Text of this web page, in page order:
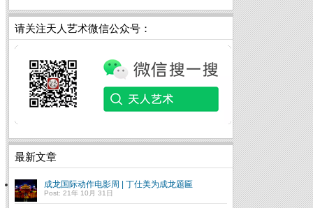
请关注天人艺术微信公众号：
最新文章
成龙国际动作电影周 | 丁仕美为成龙题匾
Post: 21年 10月 31日